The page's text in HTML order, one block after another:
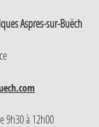
Aspres-sur-Buëch
9h30 à 12h00